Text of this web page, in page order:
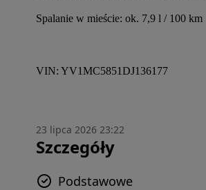
Spalanie w mieście: ok. 7,9 l / 100 km
VIN: YV1MC5851DJ136177
23 lipca 2026 23:22
Szczegóły
Podstawowe